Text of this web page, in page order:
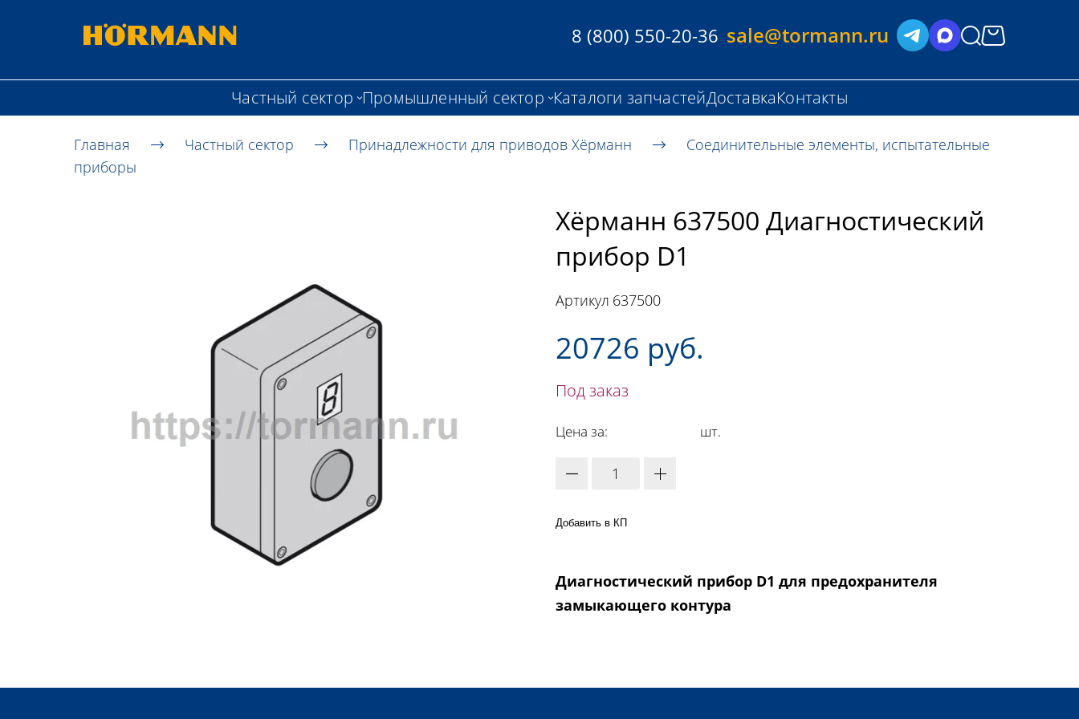
8 (800) 550-20-36 sale@tormann.ru
Частный сектор Промышленный сектор Каталоги запчастейДоставкаКонтакты
Главная Частный сектор Принадлежности для приводов Хёрманн
Соединительные элементы, испытательные
приборы
Хёрманн 637500 Диагностический
прибор D1
Артикул 637500
20726 руб.
Под заказ
Цена за: шт.
Добавить в КП
Диагностический прибор D1 для предохранителя
замыкающего контура